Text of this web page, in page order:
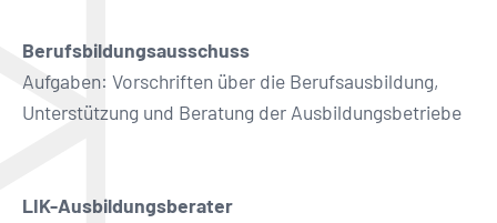
Berufsbildungsausschuss
Aufgaben: Vorschriften über die Berufsausbildung,
Unterstützung und Beratung der Ausbildungsbetriebe
LIK-Ausbildungsberater